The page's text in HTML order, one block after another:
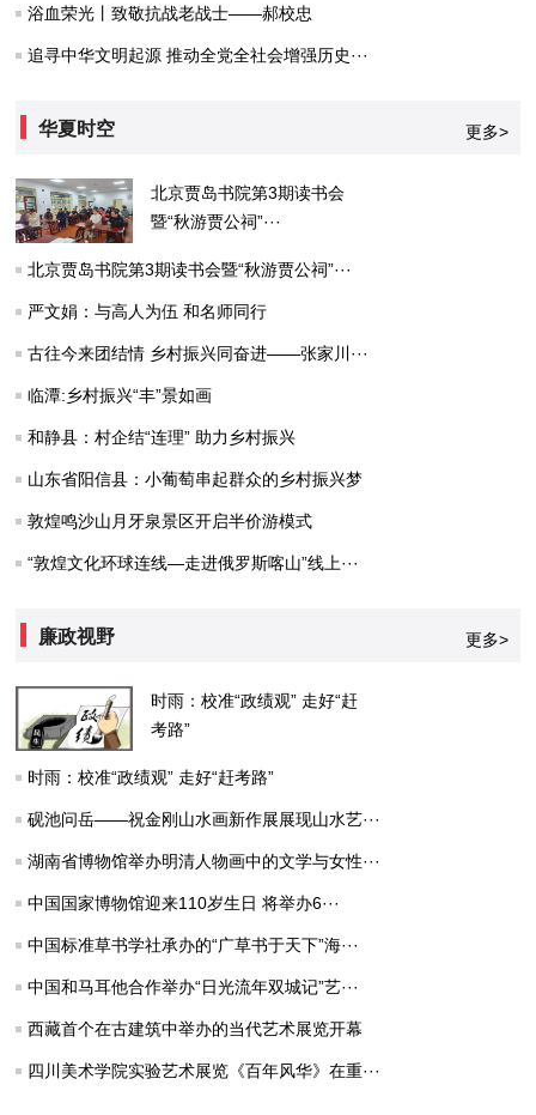
浴血荣光丨致敬抗战老战士——郝校忠
追寻中华文明起源 推动全党全社会增强历史···
华夏时空 更多>
北京贾岛书院第3期读书会
暨“秋游贾公祠”···
北京贾岛书院第3期读书会暨“秋游贾公祠”···
严文娟：与高人为伍 和名师同行
古往今来团结情 乡村振兴同奋进——张家川···
临潭:乡村振兴“丰”景如画
和静县：村企结“连理” 助力乡村振兴
山东省阳信县：小葡萄串起群众的乡村振兴梦
敦煌鸣沙山月牙泉景区开启半价游模式
“敦煌文化环球连线—走进俄罗斯喀山”线上···
廉政视野 更多>
时雨：校准“政绩观” 走好“赶
考路”
时雨：校准“政绩观” 走好“赶考路”
砚池问岳——祝金刚山水画新作展展现山水艺···
湖南省博物馆举办明清人物画中的文学与女性···
中国国家博物馆迎来110岁生日 将举办6···
中国标准草书学社承办的“广草书于天下”海···
中国和马耳他合作举办“日光流年双城记”艺···
西藏首个在古建筑中举办的当代艺术展览开幕
四川美术学院实验艺术展览《百年风华》在重···